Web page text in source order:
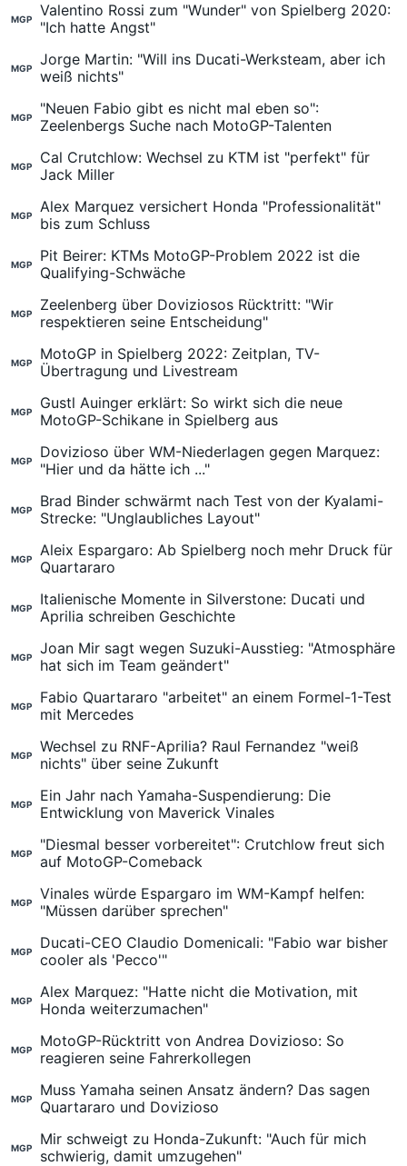
MGP
Valentino Rossi zum "Wunder" von Spielberg 2020:
"Ich hatte Angst"
MGP
Jorge Martin: "Will ins Ducati-Werksteam, aber ich
weiß nichts"
MGP
"Neuen Fabio gibt es nicht mal eben so":
Zeelenbergs Suche nach MotoGP-Talenten
MGP
Cal Crutchlow: Wechsel zu KTM ist "perfekt" für
Jack Miller
MGP
Alex Marquez versichert Honda "Professionalität"
bis zum Schluss
MGP
Pit Beirer: KTMs MotoGP-Problem 2022 ist die
Qualifying-Schwäche
MGP
Zeelenberg über Doviziosos Rücktritt: "Wir
respektieren seine Entscheidung"
MGP
MotoGP in Spielberg 2022: Zeitplan, TV-
Übertragung und Livestream
MGP
Gustl Auinger erklärt: So wirkt sich die neue
MotoGP-Schikane in Spielberg aus
MGP
Dovizioso über WM-Niederlagen gegen Marquez:
"Hier und da hätte ich ..."
MGP
Brad Binder schwärmt nach Test von der Kyalami-
Strecke: "Unglaubliches Layout"
MGP
Aleix Espargaro: Ab Spielberg noch mehr Druck für
Quartararo
MGP
Italienische Momente in Silverstone: Ducati und
Aprilia schreiben Geschichte
MGP
Joan Mir sagt wegen Suzuki-Ausstieg: "Atmosphäre
hat sich im Team geändert"
MGP
Fabio Quartararo "arbeitet" an einem Formel-1-Test
mit Mercedes
MGP
Wechsel zu RNF-Aprilia? Raul Fernandez "weiß
nichts" über seine Zukunft
MGP
Ein Jahr nach Yamaha-Suspendierung: Die
Entwicklung von Maverick Vinales
MGP
"Diesmal besser vorbereitet": Crutchlow freut sich
auf MotoGP-Comeback
MGP
Vinales würde Espargaro im WM-Kampf helfen:
"Müssen darüber sprechen"
MGP
Ducati-CEO Claudio Domenicali: "Fabio war bisher
cooler als 'Pecco'"
MGP
Alex Marquez: "Hatte nicht die Motivation, mit
Honda weiterzumachen"
MGP
MotoGP-Rücktritt von Andrea Dovizioso: So
reagieren seine Fahrerkollegen
MGP
Muss Yamaha seinen Ansatz ändern? Das sagen
Quartararo und Dovizioso
MGP
Mir schweigt zu Honda-Zukunft: "Auch für mich
schwierig, damit umzugehen"